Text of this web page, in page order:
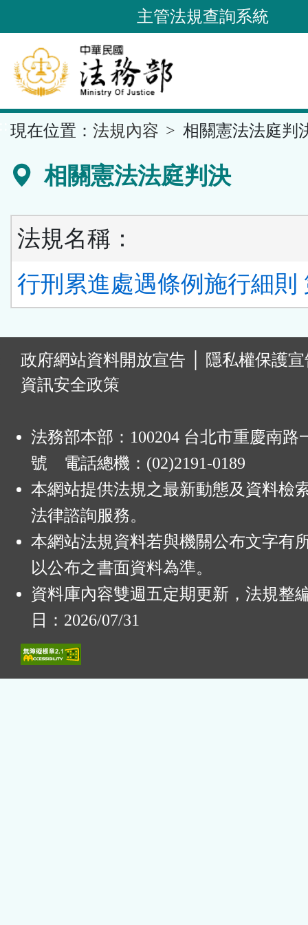
到
要
內
容
區
主管法規查詢系統
現在位置： 法規內容 相關憲法法庭判
相關憲法法庭判決
法規名稱：
行刑累進處遇條例施行細則
政府網站資料開放宣告
隱私權保護
資訊安全政策
法務部本部：100204 台北市重慶南路
號 電話總機：(02)2191-0189
本網站提供法規之最新動態及資料檢
法律諮詢服務。
本網站法規資料若與機關公布文字有
以公布之書面資料為準。
資料庫內容雙週五定期更新，法規整
日：2026/07/31